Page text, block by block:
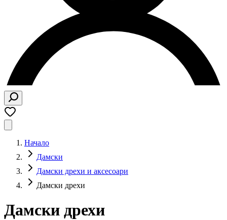
Начало
Дамски
Дамски дрехи и аксесоари
Дамски дрехи
Дамски дрехи